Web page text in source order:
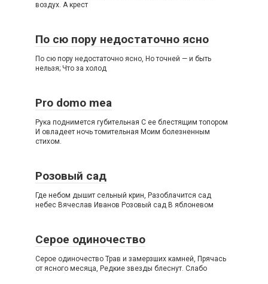
воздух. А крест
По сю пору недостаточно ясно
По сю пору недостаточно ясно, Но точней — и быть
нельзя; Что за холод
Pro domo mea
Рука поднимется губительная С ее блестящим топором
И овладеет ночь томительная Моим болезненным
стихом.
Розовый сад
Где небом дышит сельный крин, Разоблачится сад
небес Вячеслав Иванов Розовый сад В яблоневом
Серое одиночество
Серое одиночество Трав и замерзших камней, Прячась
от ясного месяца, Редкие звезды блеснут. Слабо